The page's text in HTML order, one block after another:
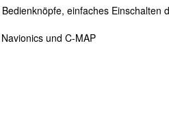
einfaches Einschalten
und C-MAP